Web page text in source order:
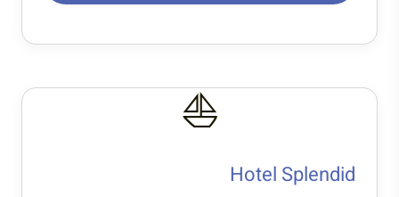
⛵
Hotel Splendid